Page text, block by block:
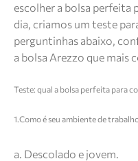
escolher a bolsa perfeita
dia, criamos um teste
perguntinhas abaixo,
a bolsa Arezzo que mais
Teste: qual a bolsa perfeita para
1.Como é seu ambiente de
a. Descolado e jovem.